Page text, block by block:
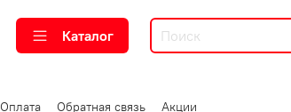
Каталог
Оплата Обратная связь Акции